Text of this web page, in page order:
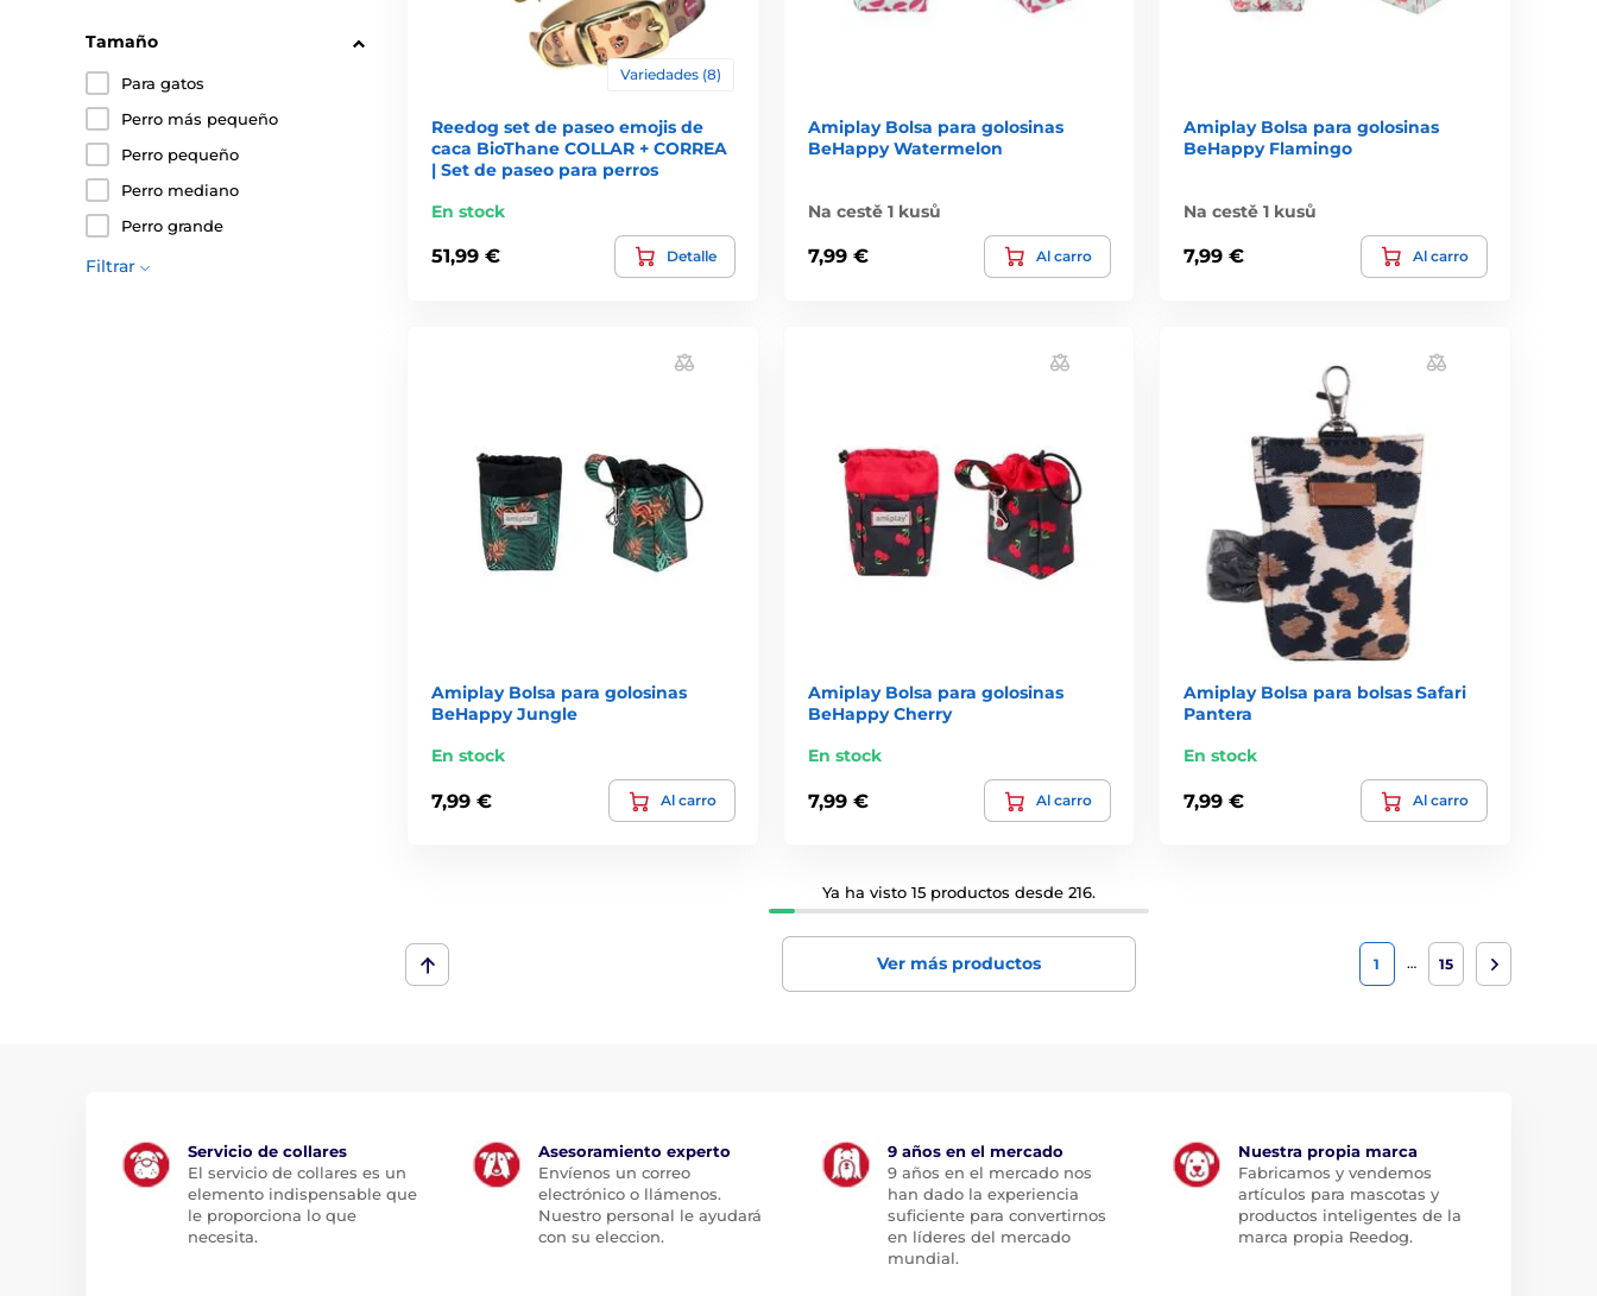
Tamaño
Para gatos
Perro más pequeño
Perro pequeño
Perro mediano
Perro grande
Filtrar
Variedades (8)
Reedog set de paseo emojis de
caca BioThane COLLAR + CORREA
| Set de paseo para perros
En stock
51,99 € Detalle
Amiplay Bolsa para golosinas
BeHappy Watermelon
Na cestě 1 kusů
7,99 € Al carro
Amiplay Bolsa para golosinas
BeHappy Flamingo
Na cestě 1 kusů
7,99 € Al carro
Amiplay Bolsa para golosinas
BeHappy Jungle
En stock
7,99 € Al carro
Amiplay Bolsa para golosinas
BeHappy Cherry
En stock
7,99 € Al carro
Amiplay Bolsa para bolsas Safari
Pantera
En stock
7,99 € Al carro
Ya ha visto 15 productos desde 216.
Ver más productos 1 … 15
Servicio de collares
El servicio de collares es un
elemento indispensable que
le proporciona lo que
necesita.
Asesoramiento experto
Envíenos un correo
electrónico o llámenos.
Nuestro personal le ayudará
con su eleccion.
9 años en el mercado
9 años en el mercado nos
han dado la experiencia
suficiente para convertirnos
en líderes del mercado
mundial.
Nuestra propia marca
Fabricamos y vendemos
artículos para mascotas y
productos inteligentes de la
marca propia Reedog.